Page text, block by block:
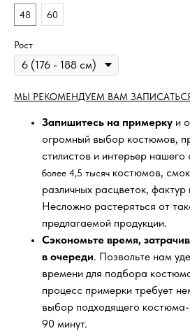
48
60
Рост
МЫ РЕКОМЕНДУЕМ ВАМ
Запишитесь на примерку и
огромный выбор костюмов,
стилистов и интерьер нашего
более 4,5 тысяч костюмов,
различных расцветок,
Несложно растеряться от
предлагаемой продукции.
Сэкономьте время,
в очереди. Позвольте нам
времени для подбора
процесс примерки требует
выбор подходящего
90 минут.